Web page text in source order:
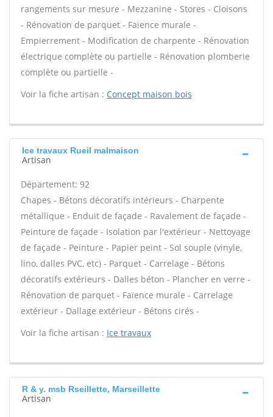
rangements sur mesure - Mezzanine - Stores - Cloisons
- Rénovation de parquet - Faïence murale -
Empierrement - Modification de charpente - Rénovation
électrique complète ou partielle - Rénovation plomberie
complète ou partielle -
Voir la fiche artisan : Concept maison bois
Ice travaux Rueil malmaison
Artisan
Département: 92
Chapes - Bétons décoratifs intérieurs - Charpente
métallique - Enduit de façade - Ravalement de façade -
Peinture de façade - Isolation par l'extérieur - Nettoyage
de façade - Peinture - Papier peint - Sol souple (vinyle,
lino, dalles PVC, etc) - Parquet - Carrelage - Bétons
décoratifs extérieurs - Dalles béton - Plancher en verre -
Rénovation de parquet - Faïence murale - Carrelage
extérieur - Dallage extérieur - Bétons cirés -
Voir la fiche artisan : Ice travaux
R & y. msb Rseillette, Marseillette
Artisan